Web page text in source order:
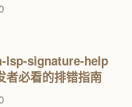
lsp-signature-help
者必看的排错指南